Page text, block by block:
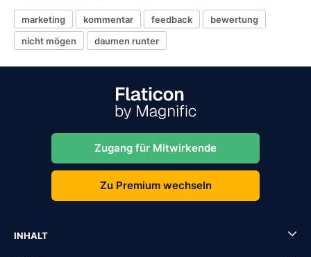
marketing kommentar feedback
bewertung
nicht mögen
daumen runter
Zugang für Mitwirkende
Zu Premium wechseln
INHALT